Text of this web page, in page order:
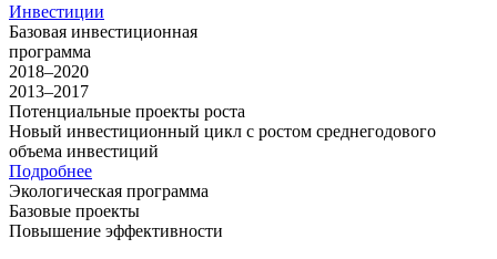
Инвестиции
Базовая инвестиционная
программа
2018–2020
2013–2017
Потенциальные проекты роста
Новый инвестиционный цикл с ростом среднегодового
объема инвестиций
Подробнее
Экологическая программа
Базовые проекты
Повышение эффективности